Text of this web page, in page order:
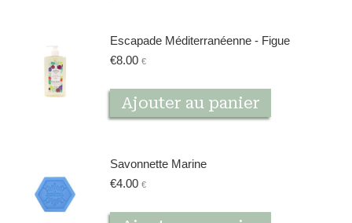
Escapade Méditerranéenne - Figue
€8.00 €
Ajouter au panier
Savonnette Marine
€4.00 €